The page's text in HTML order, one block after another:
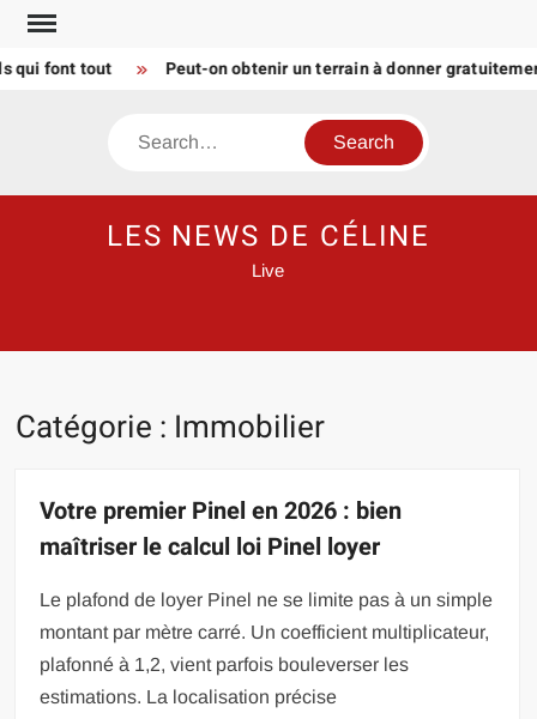
Skip
content
font tout Peut-on obtenir un terrain à donner gratuitement
Search
LES NEWS DE CÉLINE
Live
Catégorie : Immobilier
Votre premier Pinel en 2026 : bien
maîtriser le calcul loi Pinel loyer
Le plafond de loyer Pinel ne se limite pas à un simple
montant par mètre carré. Un coefficient multiplicateur,
plafonné à 1,2, vient parfois bouleverser les
estimations. La localisation précise